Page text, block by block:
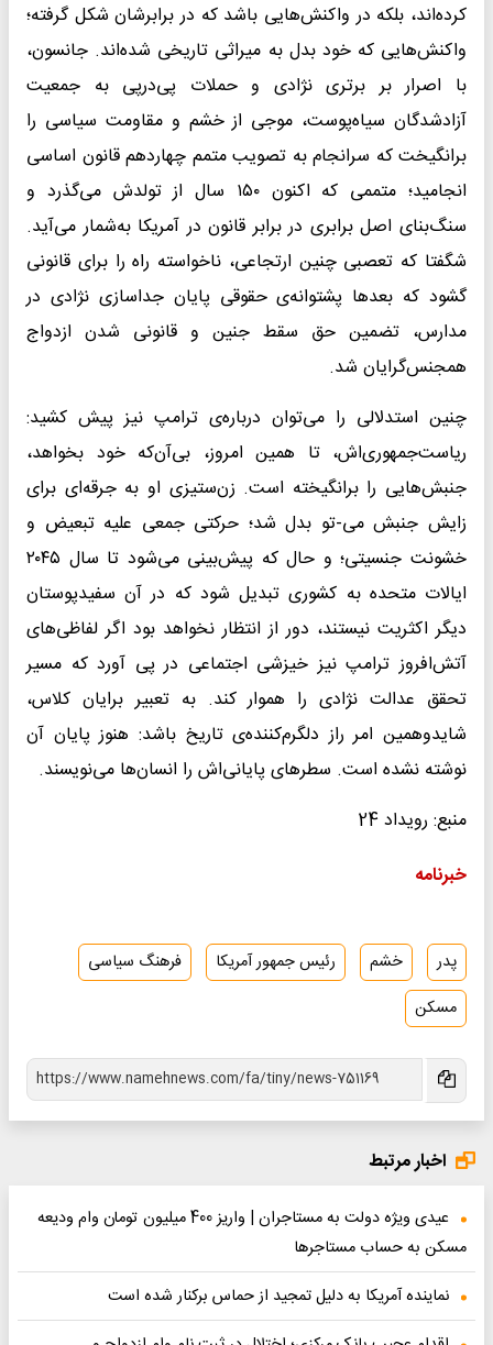
کرده‌اند، بلکه در واکنش‌هایی باشد که در برابرشان شکل گرفته؛
واکنش‌هایی که خود بدل به میراثی تاریخی شده‌اند. جانسون،
با اصرار بر برتری نژادی و حملات پی‌درپی به جمعیت
آزادشدگان سیاه‌پوست، موجی از خشم و مقاومت سیاسی را
برانگیخت که سرانجام به تصویب متمم چهاردهم قانون اساسی
انجامید؛ متممی که اکنون ۱۵۰ سال از تولدش می‌گذرد و
سنگ‌بنای اصل برابری در برابر قانون در آمریکا به‌شمار می‌آید.
شگفتا که تعصبی چنین ارتجاعی، ناخواسته راه را برای قانونی
گشود که بعد‌ها پشتوانه‌ی حقوقی پایان جداسازی نژادی در
مدارس، تضمین حق سقط جنین و قانونی شدن ازدواج
همجنس‌گرایان شد.
چنین استدلالی را می‌توان درباره‌ی ترامپ نیز پیش کشید:
ریاست‌جمهوری‌اش، تا همین امروز، بی‌آن‌که خود بخواهد،
جنبش‌هایی را برانگیخته است. زن‌ستیزی او به جرقه‌ای برای
زایش جنبش می‌-تو بدل شد؛ حرکتی جمعی علیه تبعیض و
خشونت جنسیتی؛ و حال که پیش‌بینی می‌شود تا سال ۲۰۴۵
ایالات متحده به کشوری تبدیل شود که در آن سفیدپوستان
دیگر اکثریت نیستند، دور از انتظار نخواهد بود اگر لفاظی‌های
آتش‌افروز ترامپ نیز خیزشی اجتماعی در پی آورد که مسیر
تحقق عدالت نژادی را هموار کند. به تعبیر برایان کلاس،
شایدوهمین امر راز دلگرم‌کننده‌ی تاریخ باشد: هنوز پایان آن
نوشته نشده است. سطر‌های پایانی‌اش را انسان‌ها می‌نویسند.
منبع: رویداد 24
خبرنامه
پدر خشم رئیس جمهور آمریکا
فرهنگ سیاسی
مسکن
اخبار مرتبط
عیدی ویژه دولت به مستاجران | واریز 400 میلیون تومان وام ودیعه
مسکن به حساب مستاجرها
نماینده آمریکا به دلیل تمجید از حماس برکنار شده است